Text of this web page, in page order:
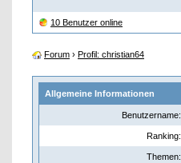
10 Benutzer online
Forum › Profil: christian64
Allgemeine Informationen
Benutzername:
Ranking:
Themen: